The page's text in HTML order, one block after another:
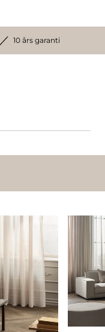
10 års garanti